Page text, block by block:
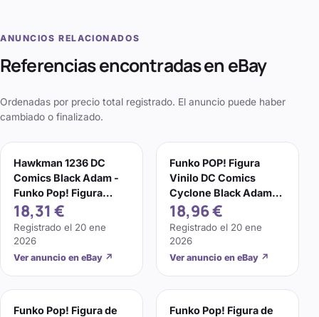
ANUNCIOS RELACIONADOS
Referencias encontradas en eBay
Ordenadas por precio total registrado. El anuncio puede haber
cambiado o finalizado.
Hawkman 1236 DC
Comics Black Adam -
Funko Pop! Figura
Vinilo Reino Unido
18,31 €
Registrado el 20 ene
2026
Ver anuncio en eBay ↗
Funko POP! Figura
Vinilo DC Comics
Cyclone Black Adam
#1234 Nueva
18,96 €
Registrado el 20 ene
2026
Ver anuncio en eBay ↗
Funko Pop! Figura de
Funko Pop! Figura de